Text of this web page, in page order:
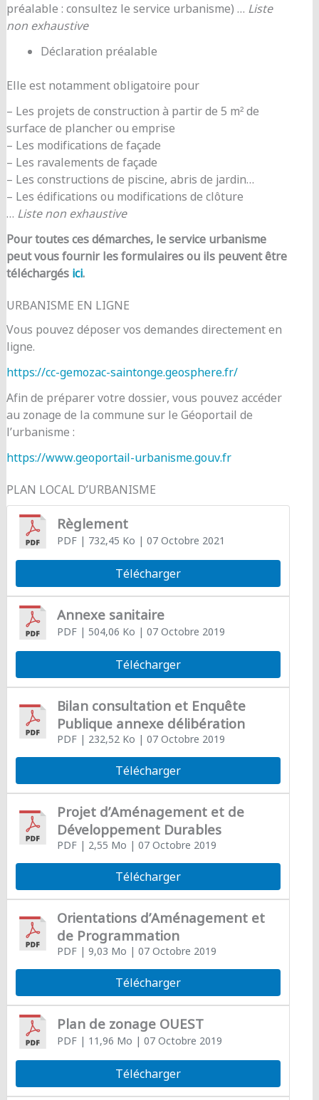
préalable : consultez le service urbanisme) … Liste
non exhaustive
Déclaration préalable
Elle est notamment obligatoire pour
– Les projets de construction à partir de 5 m² de
surface de plancher ou emprise
– Les modifications de façade
– Les ravalements de façade
– Les constructions de piscine, abris de jardin…
– Les édifications ou modifications de clôture
… Liste non exhaustive
Pour toutes ces démarches, le service urbanisme
peut vous fournir les formulaires ou ils peuvent être
téléchargés ici.
URBANISME EN LIGNE
Vous pouvez déposer vos demandes directement en
ligne.
https://cc-gemozac-saintonge.geosphere.fr/
Afin de préparer votre dossier, vous pouvez accéder
au zonage de la commune sur le Géoportail de
l’urbanisme :
https://www.geoportail-urbanisme.gouv.fr
PLAN LOCAL D’URBANISME
Règlement
PDF| 732,45 Ko | 07 Octobre 2021
Télécharger
Annexe sanitaire
PDF| 504,06 Ko | 07 Octobre 2019
Télécharger
Bilan consultation et Enquête
Publique annexe délibération
PDF| 232,52 Ko | 07 Octobre 2019
Télécharger
Projet d’Aménagement et de
Développement Durables
PDF| 2,55 Mo | 07 Octobre 2019
Télécharger
Orientations d’Aménagement et
de Programmation
PDF| 9,03 Mo | 07 Octobre 2019
Télécharger
Plan de zonage OUEST
PDF| 11,96 Mo | 07 Octobre 2019
Télécharger